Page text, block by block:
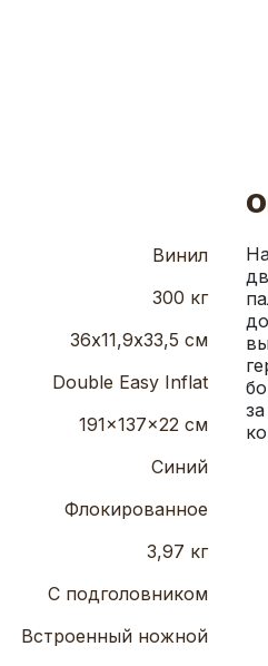
Винил
300 кг
36х11,9х33,5 см
Double Easy Inflat
191x137x22 см
Синий
Флокированное
3,97 кг
С подголовником
Встроенный ножной